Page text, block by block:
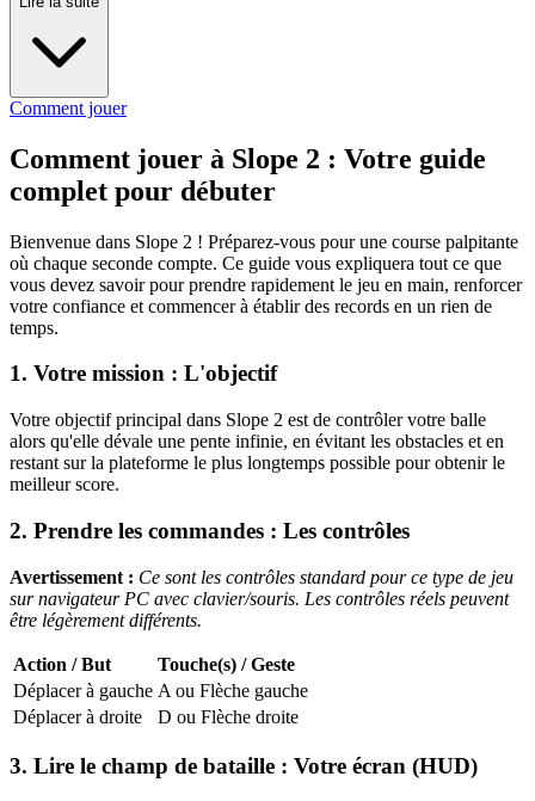
Comment jouer
Comment jouer à Slope 2 : Votre guide
complet pour débuter
Bienvenue dans Slope 2 ! Préparez-vous pour une course palpitante
où chaque seconde compte. Ce guide vous expliquera tout ce que
vous devez savoir pour prendre rapidement le jeu en main, renforcer
votre confiance et commencer à établir des records en un rien de
temps.
1. Votre mission : L'objectif
Votre objectif principal dans Slope 2 est de contrôler votre balle
alors qu'elle dévale une pente infinie, en évitant les obstacles et en
restant sur la plateforme le plus longtemps possible pour obtenir le
meilleur score.
2. Prendre les commandes : Les contrôles
Avertissement : Ce sont les contrôles standard pour ce type de jeu
sur navigateur PC avec clavier/souris. Les contrôles réels peuvent
être légèrement différents.
Action / But
Touche(s) / Geste
Déplacer à gauche A ou Flèche gauche
Déplacer à droite
D ou Flèche droite
3. Lire le champ de bataille : Votre écran (HUD)